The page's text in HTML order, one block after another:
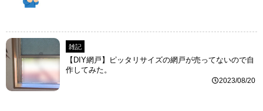
雑記
【DIY網戸】ピッタリサイズの網戸が売ってないので自
作してみた。
2023/08/20